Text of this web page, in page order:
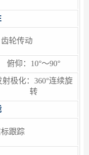
轮传动
俯仰：10°～90°
射极化：360°连续旋
转
跟踪